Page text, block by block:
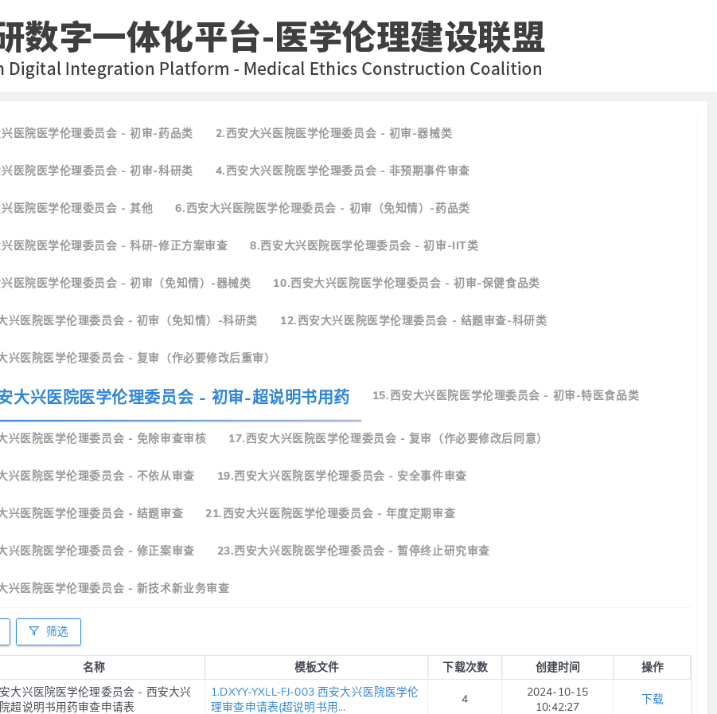
医院医学伦理委员会 - 初审-药品类 2.西安大兴医院医学伦理委员会 - 初审-器械类
医院医学伦理委员会 - 初审-科研类 4.西安大兴医院医学伦理委员会 - 非预期事件审查
医院医学伦理委员会 - 其他 6.西安大兴医院医学伦理委员会 - 初审（免知情）-药品类
医院医学伦理委员会 - 科研-修正方案审查 8.西安大兴医院医学伦理委员会 - 初审-IIT类
医院医学伦理委员会 - 初审（免知情）-器械类 10.西安大兴医院医学伦理委员会 - 初审-保健食品类
兴医院医学伦理委员会 - 初审（免知情）-科研类 12.西安大兴医院医学伦理委员会 - 结题审查-科研类
兴医院医学伦理委员会 - 复审（作必要修改后重审）
大兴医院医学伦理委员会 - 初审-超说明书用药 15.西安大兴医院医学伦理委员会 - 初审-特医食品类
兴医院医学伦理委员会 - 免除审查审核 17.西安大兴医院医学伦理委员会 - 复审（作必要修改后同意）
兴医院医学伦理委员会 - 不依从审查 19.西安大兴医院医学伦理委员会 - 安全事件审查
兴医院医学伦理委员会 - 结题审查 21.西安大兴医院医学伦理委员会 - 年度定期审查
兴医院医学伦理委员会 - 修正案审查 23.西安大兴医院医学伦理委员会 - 暂停终止研究审查
兴医院医学伦理委员会 - 新技术新业务审查
筛选
名称 模板文件 下载次数 创建时间 操作
大兴医院医学伦理委员会 - 西安大兴
超说明书用药审查申请表
1.DXYY-YXLL-FJ-003 西安大兴医院医学伦
理审查申请表(超说明书用...
4
2024-10-15
10:42:27
下载